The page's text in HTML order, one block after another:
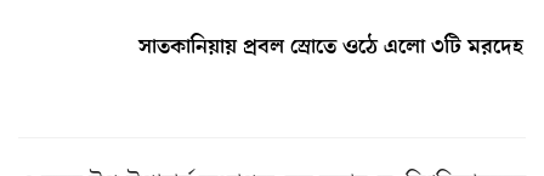
সাতকানিয়ায় প্রবল স্রোতে ওঠে এলো ৩টি মরদেহ